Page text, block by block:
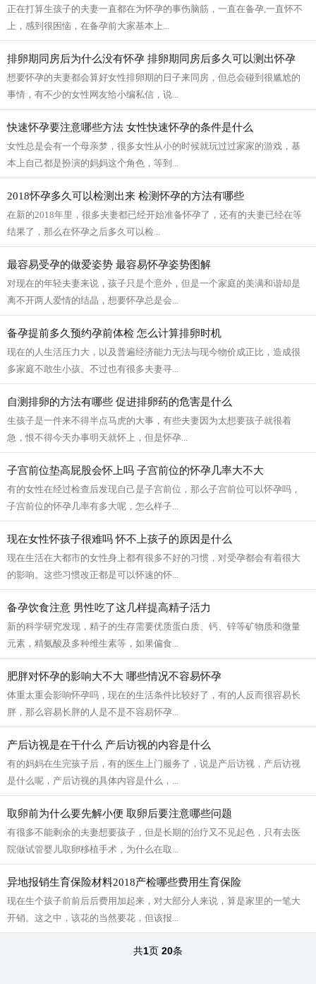
正在打算生孩子的夫妻一直都在为怀孕的事伤脑筋，一直在备孕,一直怀不
上，感到很困恼，在备孕前大家基本上...
排卵期同房后为什么没有怀孕 排卵期同房后多久可以测出怀孕
想要怀孕的夫妻都会算好女性排卵期的日子来同房，但总会碰到很尴尬的
事情，有不少的女性网友给小编私信，说...
快速怀孕要注意哪些方法 女性快速怀孕的条件是什么
女性总是会有一个母亲梦，很多女性从小的时候就玩过过家家的游戏，基
本上自己都是扮演的妈妈这个角色，等到...
2018怀孕多久可以检测出来 检测怀孕的方法有哪些
在新的2018年里，很多夫妻都已经开始准备怀孕了，还有的夫妻已经在等
结果了，那么在怀孕之后多久可以检...
最容易受孕的做爱姿势 最容易怀孕姿势图解
对现在的年轻夫妻来说，孩子只是个意外，但是一个家庭的美满和谐却是
离不开两人爱情的结晶，想要怀孕总是会...
备孕提前多久预约孕前体检 怎么计算排卵时机
现在的人生活压力大，以及普遍经济能力无法与现今物价成正比，造成很
多家庭不敢生小孩。不过也有很多夫妻寻...
自测排卵的方法有哪些 促进排卵药的危害是什么
生孩子是一件来不得半点马虎的大事，有些夫妻因为太想要孩子就很着
急，恨不得今天办事明天就怀上，但是怀孕...
子宫前位垫高屁股会怀上吗 子宫前位的怀孕几率大不大
有的女性在经过检查后发现自己是子宫前位，那么子宫前位可以怀孕吗，
子宫前位的怀孕几率有多大呢，怎么样子...
现在女性怀孩子很难吗 怀不上孩子的原因是什么
现在生活在大都市的女性身上都有很多不好的习惯，对受孕都会有着很大
的影响。这些习惯改正都是可以怀速的怀...
备孕饮食注意 男性吃了这几样提高精子活力
新的科学研究发现，精子的生存需要优质蛋白质、钙、锌等矿物质和微量
元素，精氨酸及多种维生素等，如果偏食...
肥胖对怀孕的影响大不大 哪些情况不容易怀孕
体重太重会影响怀孕吗，现在的生活条件比较好了，有的人反而很容易长
胖，那么容易长胖的人是不是不容易怀孕...
产后访视是在干什么 产后访视的内容是什么
有的妈妈在生完孩子后，有的医生上门服务了，说是产后访视，产后访视
是什么呢，产后访视的具体内容是什么，...
取卵前为什么要先解小便 取卵后要注意哪些问题
有很多不能剩余的夫妻想要孩子，但是长期的治疗又不见起色，只有去医
院做试管婴儿取卵移植手术，为什么在取...
异地报销生育保险材料2018产检哪些费用生育保险
现在生个孩子前前后后费用加起来，对大部分人来说，算是家里的一笔大
开销。这之中，该花的当然要花，但该报...
共1页 20条